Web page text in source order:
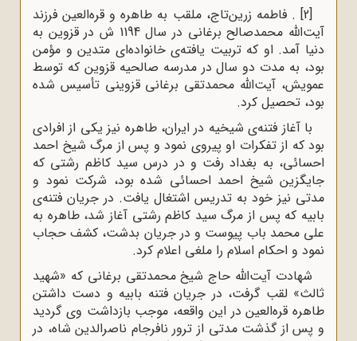
[2] . فاطمه زرین‌تاج، ملقب به طاهره و قره‌العین فرزند
آیت‌الله محمدصالح برغانی در سال 1194 ش در قزوین به
دنیا آمد. او که تربیت یافته‌ی خانواده‌ای متدین و مؤمن
بود، به مدت دو سال در مدرسه صالحیه قزوین که توسط
عمویش، آیت‌الله محمدتقی برغانی قزوینی تأسیس شده
بود، تحصیل کرد.
با آغاز فتنه‌ی شیخیه در ایران، طاهره نیز یکی از افرادی
بود که از تفکرات او پیروی نمود و پس از مرگ شیخ احمد
احسائی، به بغداد رفت و در درس سید کاظم رشتی که
جایگزین شیخ احمد احسائی شده بود، شرکت نمود و
مدتی نیز خود به تدریس اشتغال یافت. در جریان فتنه‌ی
بابیه که پس از مرگ سید کاظم رشتی آغاز شد، طاهره به
علی محمد باب پیوست و در جریان بدشت، کشف حجاب
نمود و احکام اسلام را ملغی اعلام کرد.
شهادت آیت‌الله حاج شیخ محمدتقی برغانی که «شهید
ثالث» لقب گرفت، در جریان فتنه بابیه و دست داشتن
طاهره قره‌العین در این واقعه، موجب بازداشت وی گردید
و پس از گذشت مدتی از ترور نافرجام ناصرالدین شاه، در